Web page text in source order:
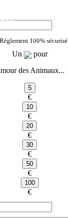
par mois
Règlement 100% sécurisé
Un
pour
des Animaux...
€
€
€
€
€
€